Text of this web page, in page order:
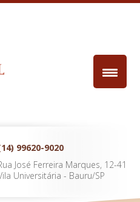
99620-9020
José Ferreira Marques, 12-41
Universitária - Bauru/SP